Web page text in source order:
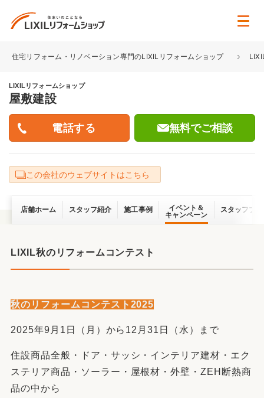
住宅リフォーム・リノベーション専門のLIXILリフォームショップ
LIXILリフォームショップ
屋敷建設
無料でご相談
この会社のウェブサイトはこちら
店舗ホーム スタッフ紹介 施工事例
イベント＆
キャンペーン
スタッフブ
LIXIL秋のリフォームコンテスト
秋のリフォームコンテスト2025
2025年9月1日（月）から12月31日（水）まで
住設商品全般・ドア・サッシ・インテリア建材・エク
ステリア商品・ソーラー・屋根材・外壁・ZEH断熱商
品の中から